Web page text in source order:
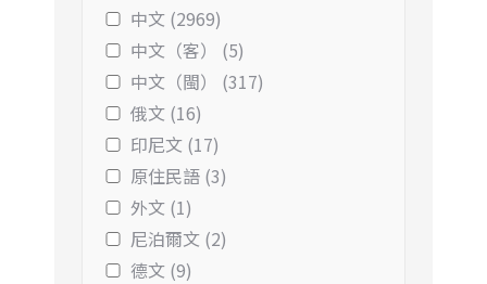
中文 (2969)
中文（客） (5)
中文（閩） (317)
俄文 (16)
印尼文 (17)
原住民語 (3)
外文 (1)
尼泊爾文 (2)
德文 (9)